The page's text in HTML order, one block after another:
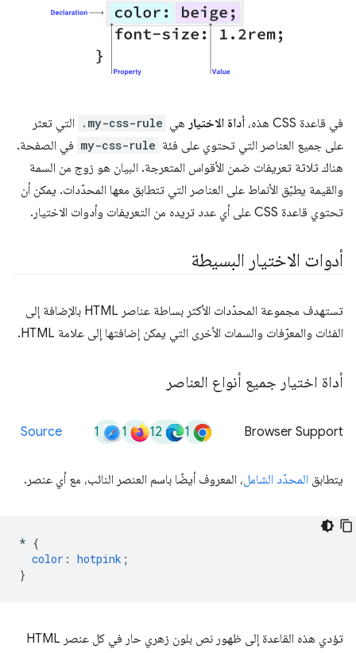
في قاعدة CSS هذه، أداة الاختيار هي .my-css-rule
التي تعثر
على جميع العناصر التي تحتوي على فئة my-css-rule في الصفحة.
هناك ثلاثة تعريفات ضمن الأقواس المتعرجة. البيان هو زوج من السمة
والقيمة يطبّق الأنماط على العناصر التي تتطابق معها المحدّدات. يمكن أن
تحتوي قاعدة CSS على أي عدد تريده من التعريفات وأدوات الاختيار.
أدوات الاختيار البسيطة
تستهدف مجموعة المحدّدات الأكثر بساطة عناصر HTML بالإضافة إلى
الفئات والمعرّفات والسمات الأخرى التي يمكن إضافتها إلى علامة HTML.
أداة اختيار جميع أنواع العناصر
Browser Support
1
12
1
1
Source
يتطابق المحدّد الشامل، المعروف أيضًا باسم العنصر النائب، مع أي عنصر.
* {
color : hotpink ;
}
تؤدي هذه القاعدة إلى ظهور نص بلون زهري حار في كل عنصر HTML